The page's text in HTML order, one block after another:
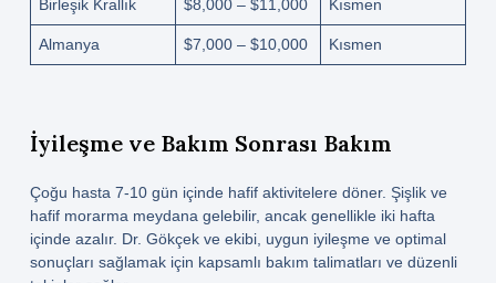
Birleşik Krallık $8,000 – $11,000 Kısmen
Almanya $7,000 – $10,000 Kısmen
İyileşme ve Bakım Sonrası Bakım
Çoğu hasta 7-10 gün içinde hafif aktivitelere döner. Şişlik ve
hafif morarma meydana gelebilir, ancak genellikle iki hafta
içinde azalır. Dr. Gökçek ve ekibi, uygun iyileşme ve optimal
sonuçları sağlamak için kapsamlı bakım talimatları ve düzenli